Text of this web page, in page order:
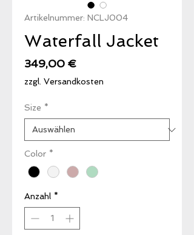
Artikelnummer: NCLJ004
Waterfall Jacket
349,00 €Preis
zzgl. Versandkosten
Size *
Color *
Anzahl *